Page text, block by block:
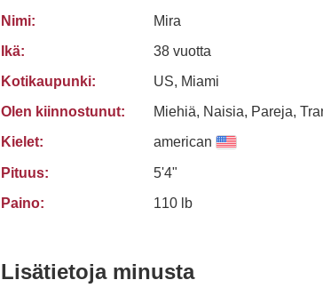
Nimi:
Mira
Ikä:
38 vuotta
Kotikaupunki:
US, Miami
Olen kiinnostunut:
Miehiä, Naisia, Pareja,
Kielet:
american
Pituus:
5'4"
Paino:
110 lb
Lisätietoja minusta